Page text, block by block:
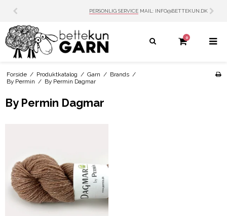
PERSONLIG SERVICEMAIL: INFO@BETTEKUN.DK
0
Forside / Produktkatalog / Garn / Brands /
By Permin / By Permin Dagmar
By Permin Dagmar